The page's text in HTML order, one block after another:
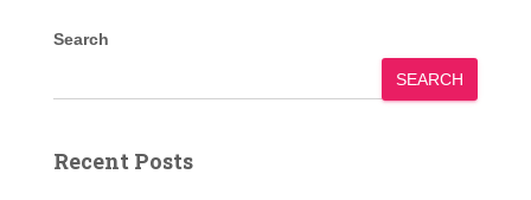
Search
SEARCH
Recent Posts